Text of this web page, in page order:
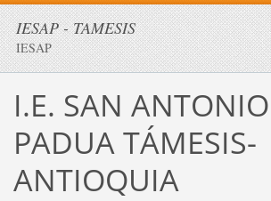
IESAP - TAMESIS
IESAP
I.E. SAN
PADUA TÁMESIS-
ANTIOQUIA